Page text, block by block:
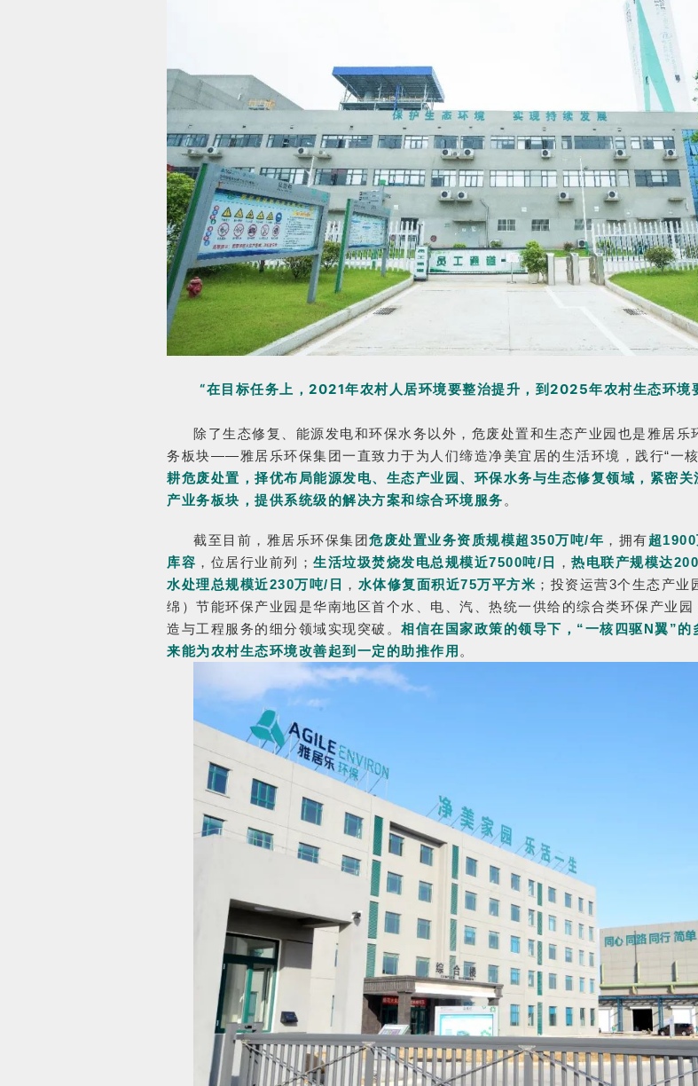
“在目标任务上， 2021年农村人居环境要整治提升， 到2025年农村生态环境
除了生态修复、能源发电和环保水务以外，危废处置和生态产业园也是雅居乐
务板块——雅居乐环保集团一直致力于为人们缔造净美宜居的生活环境，践行“一核
耕危废处置，择优布局能源发电、生态产业园、环保水务与生态修复领域，紧密
产业务板块，提供系统级的解决方案和综合环境服务 。
截至目前，雅居乐环保集团危废处置业务资质规模超350万吨/年 ，拥有超
库容 ，位居行业前列； 生活垃圾焚烧发电总规模近7500吨/日 ， 热电联产规模达
水处理总规模近230万吨/日 ， 水体修复面积近75万平方米 ；投资运营3个生态产业
绵）节能环保产业园是华南地区首个水、电、汽、热统一供给的综合类环保产业园
造与工程服务的细分领域实现突破。 相信在国家政策的领导下，“一核四驱N翼”的
来能为农村生态环境改善起到一定的助推作用 。